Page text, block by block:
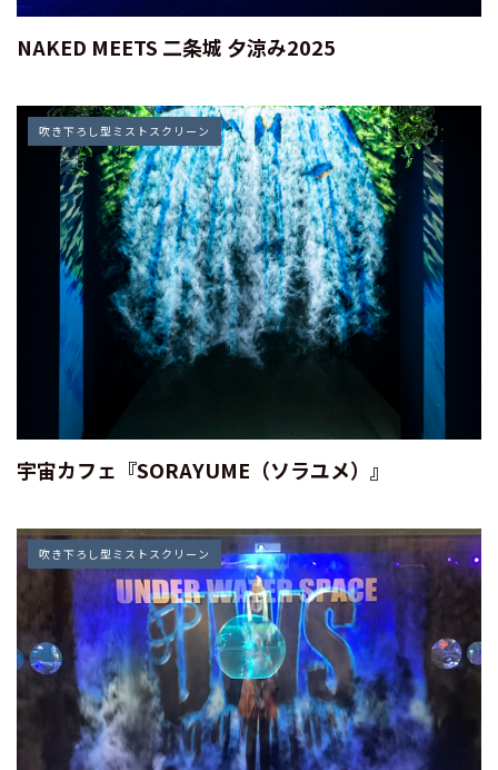
NAKED MEETS 二条城 夕涼み2025
吹き下ろし型ミストスクリーン
宇宙カフェ『SORAYUME（ソラユメ）』
吹き下ろし型ミストスクリーン